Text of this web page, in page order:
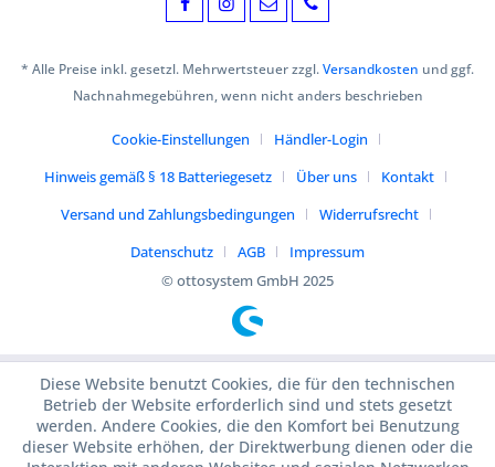
* Alle Preise inkl. gesetzl. Mehrwertsteuer zzgl.Versandkosten und ggf.
Nachnahmegebühren, wenn nicht anders beschrieben
Cookie-Einstellungen
Händler-Login
Hinweis gemäß § 18 Batteriegesetz
Über uns
Kontakt
Versand und Zahlungsbedingungen
Widerrufsrecht
Datenschutz
AGB
Impressum
© ottosystem GmbH 2025
Diese Website benutzt Cookies, die für den technischen
Betrieb der Website erforderlich sind und stets gesetzt
werden. Andere Cookies, die den Komfort bei Benutzung
dieser Website erhöhen, der Direktwerbung dienen oder die